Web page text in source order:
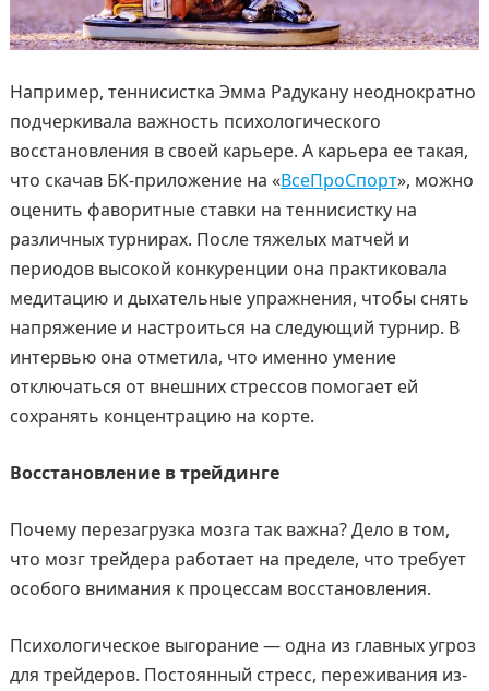
Например, теннисистка Эмма Радукану неоднократно
подчеркивала важность психологического
восстановления в своей карьере. А карьера ее такая,
что скачав БК-приложение на «ВсеПроСпорт», можно
оценить фаворитные ставки на теннисистку на
различных турнирах. После тяжелых матчей и
периодов высокой конкуренции она практиковала
медитацию и дыхательные упражнения, чтобы снять
напряжение и настроиться на следующий турнир. В
интервью она отметила, что именно умение
отключаться от внешних стрессов помогает ей
сохранять концентрацию на корте.
Восстановление в трейдинге
Почему перезагрузка мозга так важна? Дело в том,
что мозг трейдера работает на пределе, что требует
особого внимания к процессам восстановления.
Психологическое выгорание — одна из главных угроз
для трейдеров. Постоянный стресс, переживания из-